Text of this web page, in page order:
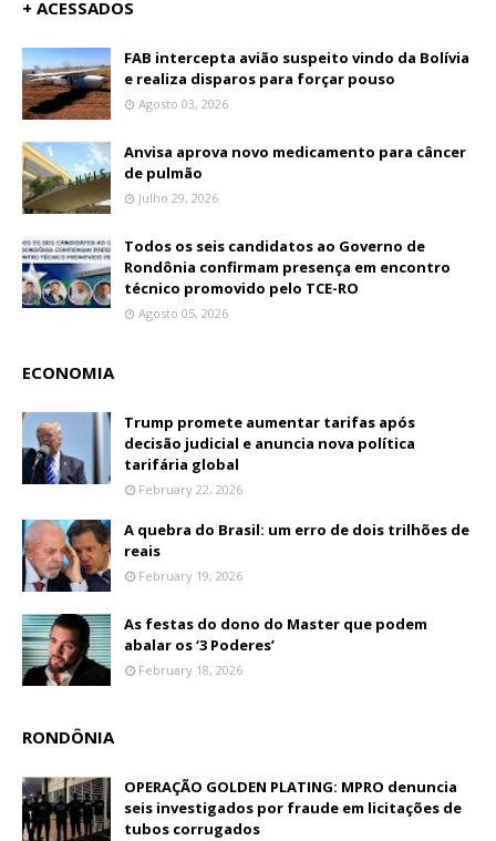
+ ACESSADOS
FAB intercepta avião suspeito vindo da Bolívia
e realiza disparos para forçar pouso
Agosto 03, 2026
Anvisa aprova novo medicamento para câncer
de pulmão
Julho 29, 2026
Todos os seis candidatos ao Governo de
Rondônia confirmam presença em encontro
técnico promovido pelo TCE-RO
Agosto 05, 2026
ECONOMIA
Trump promete aumentar tarifas após
decisão judicial e anuncia nova política
tarifária global
February 22, 2026
A quebra do Brasil: um erro de dois trilhões de
reais
February 19, 2026
As festas do dono do Master que podem
abalar os ‘3 Poderes’
February 18, 2026
RONDÔNIA
OPERAÇÃO GOLDEN PLATING: MPRO denuncia
seis investigados por fraude em licitações de
tubos corrugados